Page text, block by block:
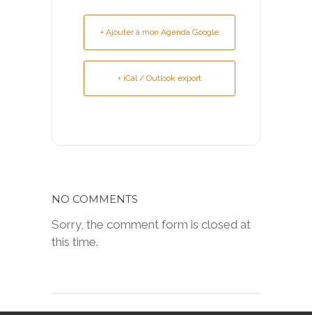
+ Ajouter à mon Agenda Google
+ iCal / Outlook export
NO COMMENTS
Sorry, the comment form is closed at
this time.